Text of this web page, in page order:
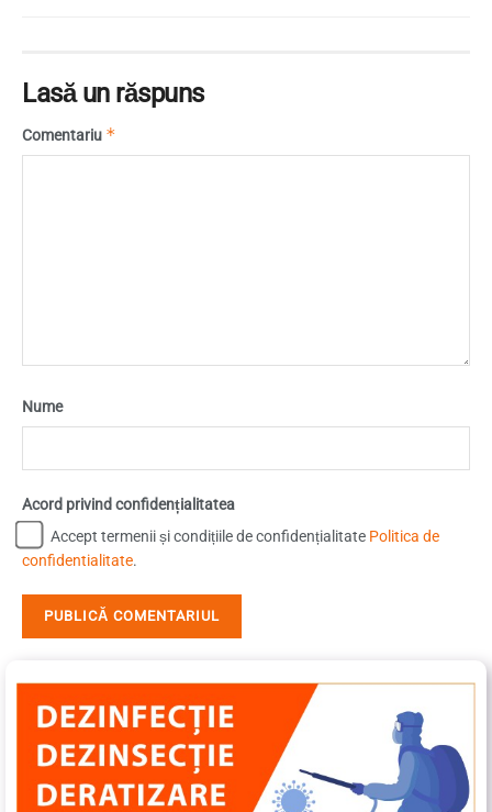
Lasă un răspuns
Comentariu *
Nume
Acord privind confidențialitatea
Accept termenii și condițiile de confidențialitate Politica de
confidentialitate.